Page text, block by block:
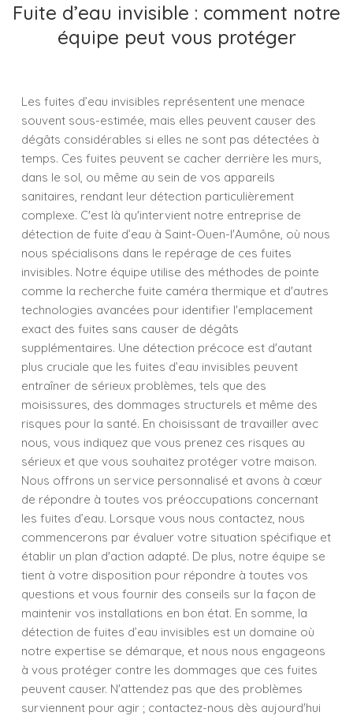
Fuite d’eau invisible : comment notre
équipe peut vous protéger
Les fuites d’eau invisibles représentent une menace
souvent sous-estimée, mais elles peuvent causer des
dégâts considérables si elles ne sont pas détectées à
temps. Ces fuites peuvent se cacher derrière les murs,
dans le sol, ou même au sein de vos appareils
sanitaires, rendant leur détection particulièrement
complexe. C'est là qu'intervient notre entreprise de
détection de fuite d’eau à Saint-Ouen-l'Aumône, où nous
nous spécialisons dans le repérage de ces fuites
invisibles. Notre équipe utilise des méthodes de pointe
comme la recherche fuite caméra thermique et d'autres
technologies avancées pour identifier l'emplacement
exact des fuites sans causer de dégâts
supplémentaires. Une détection précoce est d'autant
plus cruciale que les fuites d’eau invisibles peuvent
entraîner de sérieux problèmes, tels que des
moisissures, des dommages structurels et même des
risques pour la santé. En choisissant de travailler avec
nous, vous indiquez que vous prenez ces risques au
sérieux et que vous souhaitez protéger votre maison.
Nous offrons un service personnalisé et avons à cœur
de répondre à toutes vos préoccupations concernant
les fuites d’eau. Lorsque vous nous contactez, nous
commencerons par évaluer votre situation spécifique et
établir un plan d'action adapté. De plus, notre équipe se
tient à votre disposition pour répondre à toutes vos
questions et vous fournir des conseils sur la façon de
maintenir vos installations en bon état. En somme, la
détection de fuites d’eau invisibles est un domaine où
notre expertise se démarque, et nous nous engageons
à vous protéger contre les dommages que ces fuites
peuvent causer. N'attendez pas que des problèmes
surviennent pour agir ; contactez-nous dès aujourd'hui